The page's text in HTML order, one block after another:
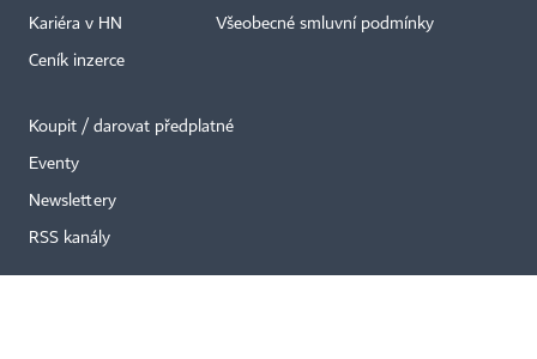
Kariéra v HN
Ceník inzerce
Všeobecné smluvní podmínky
Koupit / darovat předplatné
Eventy
Newslettery
RSS kanály